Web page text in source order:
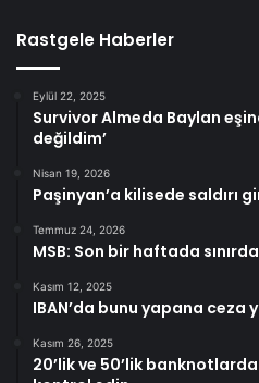
Rastgele Haberler
Eylül 22, 2025
Survivor Almeda Baylan
değildim’
Nisan 19, 2026
Paşinyan’a kilisede saldırı
Temmuz 24, 2026
MSB: Son bir haftada
Kasım 12, 2025
IBAN’da bunu yapana ceza
Kasım 26, 2025
20’lik ve 50’lik banknotlarda